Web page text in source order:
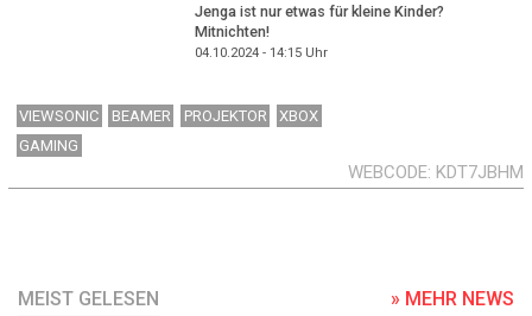
Jenga ist nur etwas für kleine Kinder?
Mitnichten!
04.10.2024 - 14:15Uhr
VIEWSONIC BEAMER PROJEKTOR
XBOX
GAMING
WEBCODE KDT7JBHM
MEIST GELESEN » MEHR NEWS